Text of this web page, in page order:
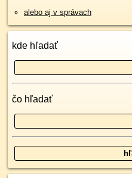
alebo aj v správach
kde hľadať
čo hľadať